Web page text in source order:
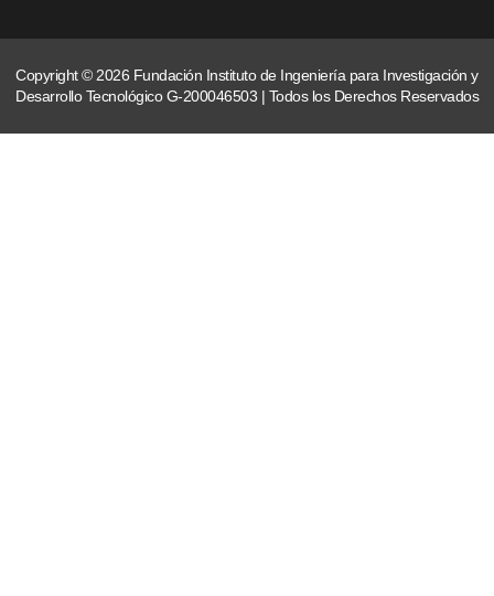
Copyright © 2026 Fundación Instituto de Ingeniería para Investigación y
Desarrollo Tecnológico G-200046503 | Todos los Derechos Reservados